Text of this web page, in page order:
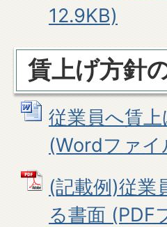
12.9KB)
賃上げ方針
従業員へ賃
(Wordファイ
(記載例)従業
る書面 (PDF